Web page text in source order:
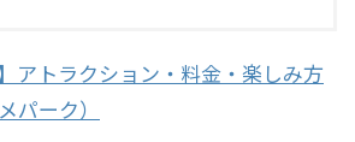
アトラクション・料金・楽しみ方
パーク）